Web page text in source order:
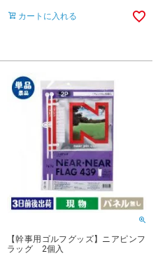
カートに入れる
【幹事用ゴルフグッズ】ニアピンフ
ラッグ 2個入